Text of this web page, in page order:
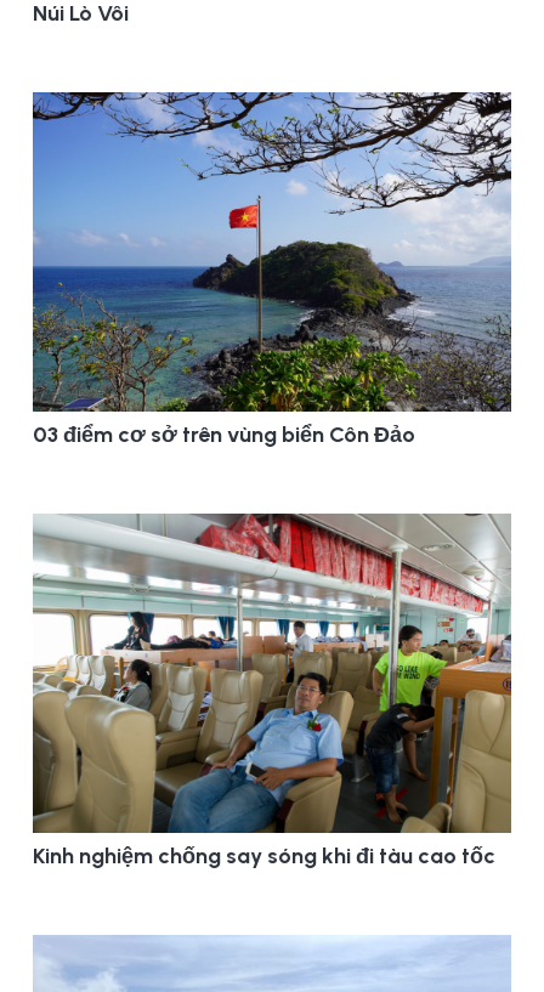
Núi Lò Vôi
03 điểm cơ sở trên vùng biển Côn Đảo
Kinh nghiệm chống say sóng khi đi tàu cao tốc